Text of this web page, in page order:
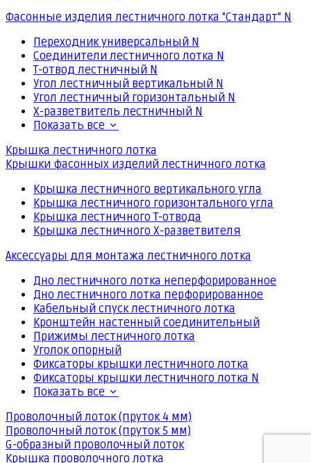
Фасонные изделия лестничного лотка "Стандарт" N
Переходник универсальный N
Соединители лестничного лотка N
Т-отвод лестничный N
Угол лестничный вертикальный N
Угол лестничный горизонтальный N
Х-разветвитель лестничный N
Показать все
Крышка лестничного лотка
Крышки фасонных изделий лестничного лотка
Крышка лестничного вертикального угла
Крышка лестничного горизонтального угла
Крышка лестничного Т-отвода
Крышка лестничного Х-разветвителя
Аксессуары для монтажа лестничного лотка
Дно лестничного лотка неперфорированное
Дно лестничного лотка перфорированное
Кабельный спуск лестничного лотка
Кронштейн настенный соединительный
Прижимы лестничного лотка
Уголок опорный
Фиксаторы крышки лестничного лотка
Фиксаторы крышки лестничного лотка N
Показать все
Проволочный лоток (пруток 4 мм)
Проволочный лоток (пруток 5 мм)
G-образный проволочный лоток
Крышка проволочного лотка